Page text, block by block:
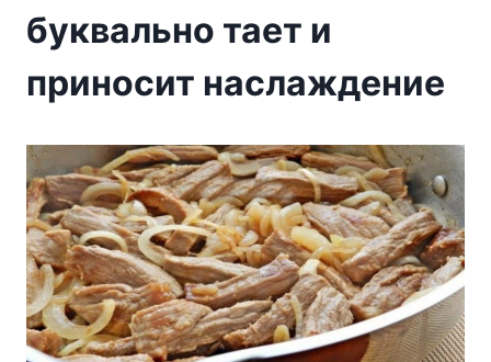
буквально тает и
приносит наслаждение